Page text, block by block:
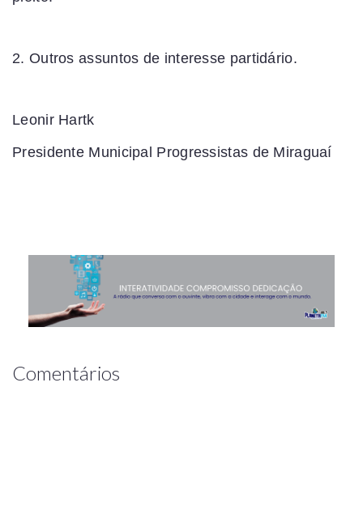
2. Outros assuntos de interesse partidário.
Leonir Hartk
Presidente Municipal Progressistas de Miraguaí
Comentários